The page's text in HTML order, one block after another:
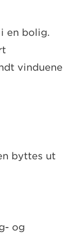
en bolig.
vinduene
byttes ut
og